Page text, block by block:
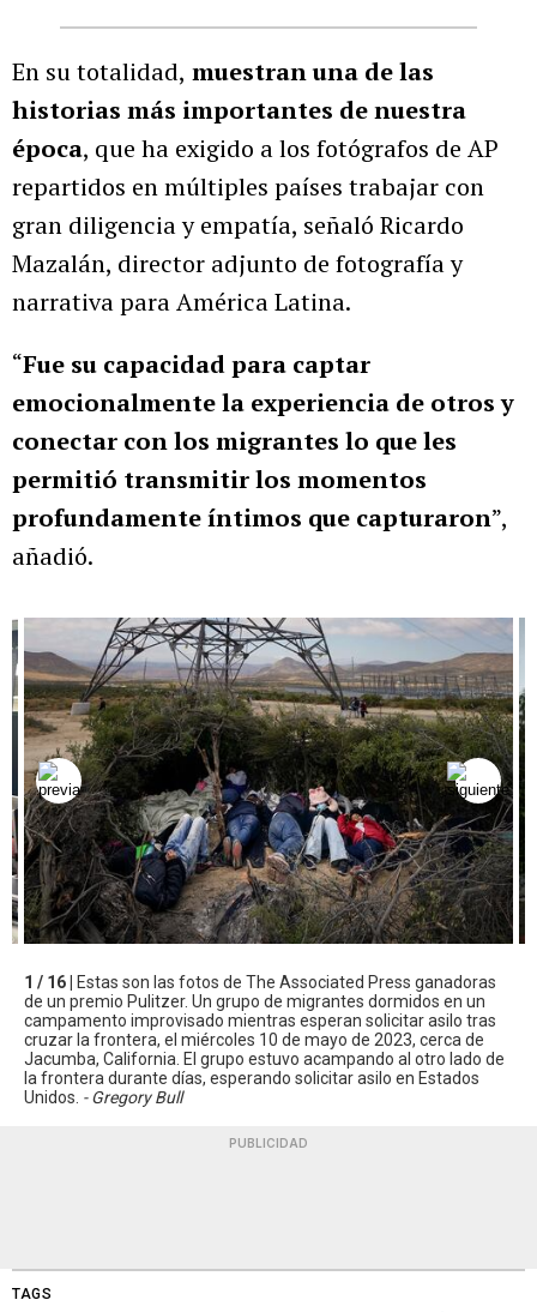
En su totalidad, muestran una de las
historias más importantes de nuestra
época, que ha exigido a los fotógrafos de AP
repartidos en múltiples países trabajar con
gran diligencia y empatía, señaló Ricardo
Mazalán, director adjunto de fotografía y
narrativa para América Latina.
“Fue su capacidad para captar
emocionalmente la experiencia de otros y
conectar con los migrantes lo que les
permitió transmitir los momentos
profundamente íntimos que capturaron”,
añadió.
1 / 16 |
Estas son las fotos de The Associated Press ganadoras
de un premio Pulitzer. Un grupo de migrantes dormidos en un
campamento improvisado mientras esperan solicitar asilo tras
cruzar la frontera, el miércoles 10 de mayo de 2023, cerca de
Jacumba, California. El grupo estuvo acampando al otro lado de
la frontera durante días, esperando solicitar asilo en Estados
Unidos. - Gregory Bull
PUBLICIDAD
TAGS